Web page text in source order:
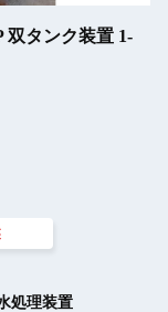
双タンク装置 1-
処理装置